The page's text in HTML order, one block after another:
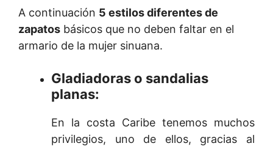
A continuación 5 estilos diferentes de
zapatos básicos que no deben faltar en el
armario de la mujer sinuana.
Gladiadoras o sandalias
planas:
En la costa Caribe tenemos muchos
privilegios, uno de ellos, gracias al